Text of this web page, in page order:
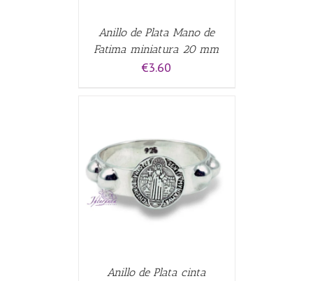
Anillo de Plata Mano de
Fatima miniatura 20 mm
€3.60
Anillo de Plata cinta